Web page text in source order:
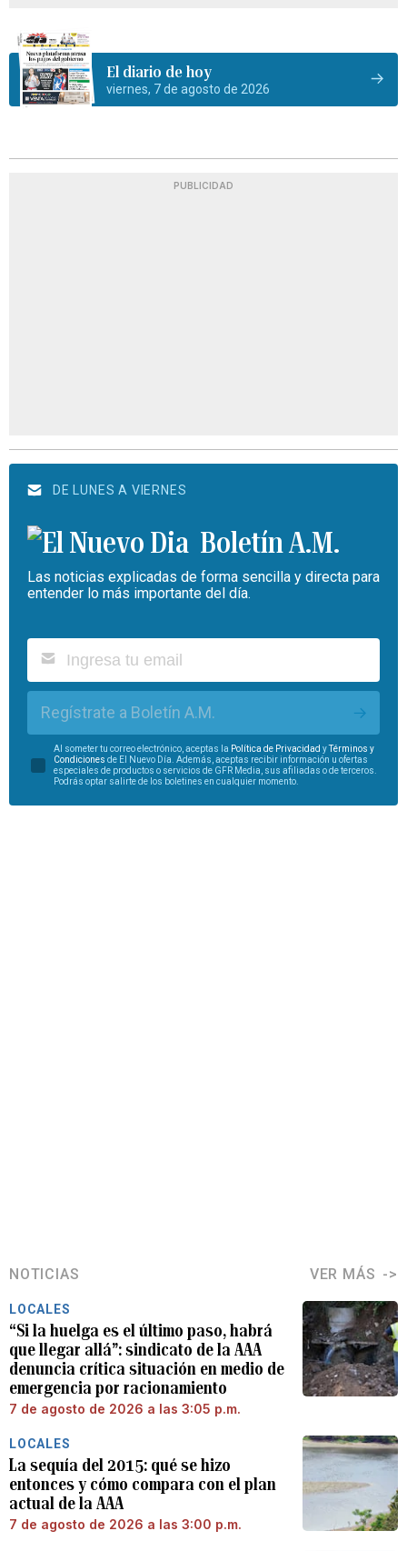
El diario de hoy
viernes, 7 de agosto de 2026
PUBLICIDAD
DE LUNES A VIERNES
Boletín A.M.
Las noticias explicadas de forma sencilla y directa para
entender lo más importante del día.
Regístrate a Boletín A.M.
Al someter tu correo electrónico, aceptas la Política de Privacidad yTérminos y
Condiciones de El Nuevo Día. Además, aceptas recibir información u ofertas
especiales de productos o servicios de GFR Media, sus afiliadas o de terceros.
Podrás optar salirte de los boletines en cualquier momento.
NOTICIAS VER MÁS
LOCALES
“Si la huelga es el último paso, habrá
que llegar allá”: sindicato de la AAA
denuncia crítica situación en medio de
emergencia por racionamiento
7 de agosto de 2026 a las 3:05 p.m.
LOCALES
La sequía del 2015: qué se hizo
entonces y cómo compara con el plan
actual de la AAA
7 de agosto de 2026 a las 3:00 p.m.